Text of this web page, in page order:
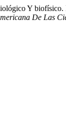
Y biofísico.
De Las